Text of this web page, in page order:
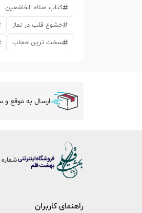
کتاب صلاه الخاشعین
خشوع قلب در نماز
سخت ترین حجاب
ارسال به موقع و
راهنمای کاربران